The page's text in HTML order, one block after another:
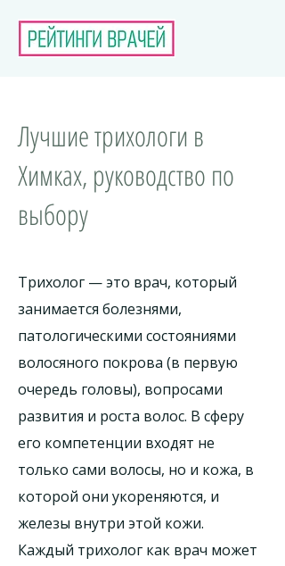
Лучшие трихологи в
Химках, руководство по
выбору
Трихолог — это врач, который
занимается болезнями,
патологическими состояниями
волосяного покрова (в первую
очередь головы), вопросами
развития и роста волос. В сферу
его компетенции входят не
только сами волосы, но и кожа, в
которой они укореняются, и
железы внутри этой кожи.
Каждый трихолог как врач может